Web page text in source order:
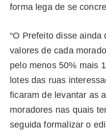
forma lega de se
“O Prefeito disse
valores de cada
pelo menos 50% mais
lotes das ruas
ficaram de levantar as
moradores nas quais
seguida formalizar o